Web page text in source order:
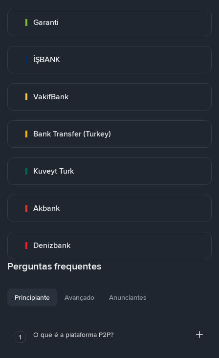
Garanti
İŞBANK
VakifBank
Bank Transfer (Turkey)
Kuveyt Turk
Akbank
Denizbank
Perguntas frequentes
Principiante Avançado Anunciantes
1 O que é a plataforma P2P?